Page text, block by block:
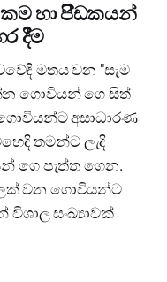
කම හා පි්ඩකයන්
දි්ම
මතය වන "සැම
ගොවියන් ගෙ සිත්
අසාධාරණ
⁣තමන්ට ලැදි
ගෙ පැත්ත ගෙන.
වන ගොවියන්ට
සංඛ්‍යාවක්